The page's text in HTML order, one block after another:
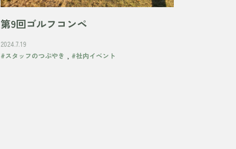
第9回ゴルフコンペ
2024.7.19
#スタッフのつぶやき , #社内イベント